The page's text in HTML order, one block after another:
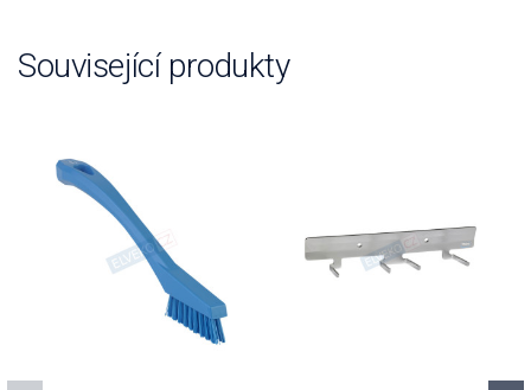
Související produkty